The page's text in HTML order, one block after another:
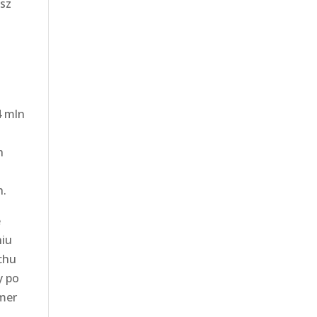
mln
po